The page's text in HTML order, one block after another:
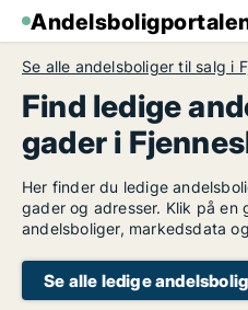
Se alle andelsboliger til salg i
Find ledige
gader i
Her finder du ledige
gader og adresser. Klik på en
andelsboliger, markedsdata
Se alle ledige